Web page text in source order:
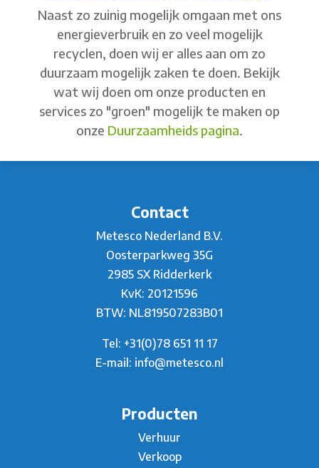
Naast zo zuinig mogelijk omgaan met ons
energieverbruik en zo veel mogelijk
recyclen, doen wij er alles aan om zo
duurzaam mogelijk zaken te doen. Bekijk
wat wij doen om onze producten en
services zo "groen" mogelijk te maken op
onze Duurzaamheids pagina.
Contact
Metesco Nederland B.V.
Oosterparkweg 35G
2985 SX Ridderkerk
KvK: 20121596
BTW: NL819507283B01
Tel: +31(0)78 651 11 17
E-mail: info@metesco.nl
Producten
Verhuur
Verkoop